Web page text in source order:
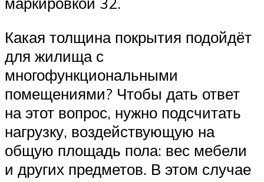
Какая толщина покрытия подойдёт
для жилища с
многофункциональными
помещениями? Чтобы дать ответ
на этот вопрос, нужно подсчитать
нагрузку, воздействующую на
общую площадь пола: вес мебели
и других предметов. В этом случае